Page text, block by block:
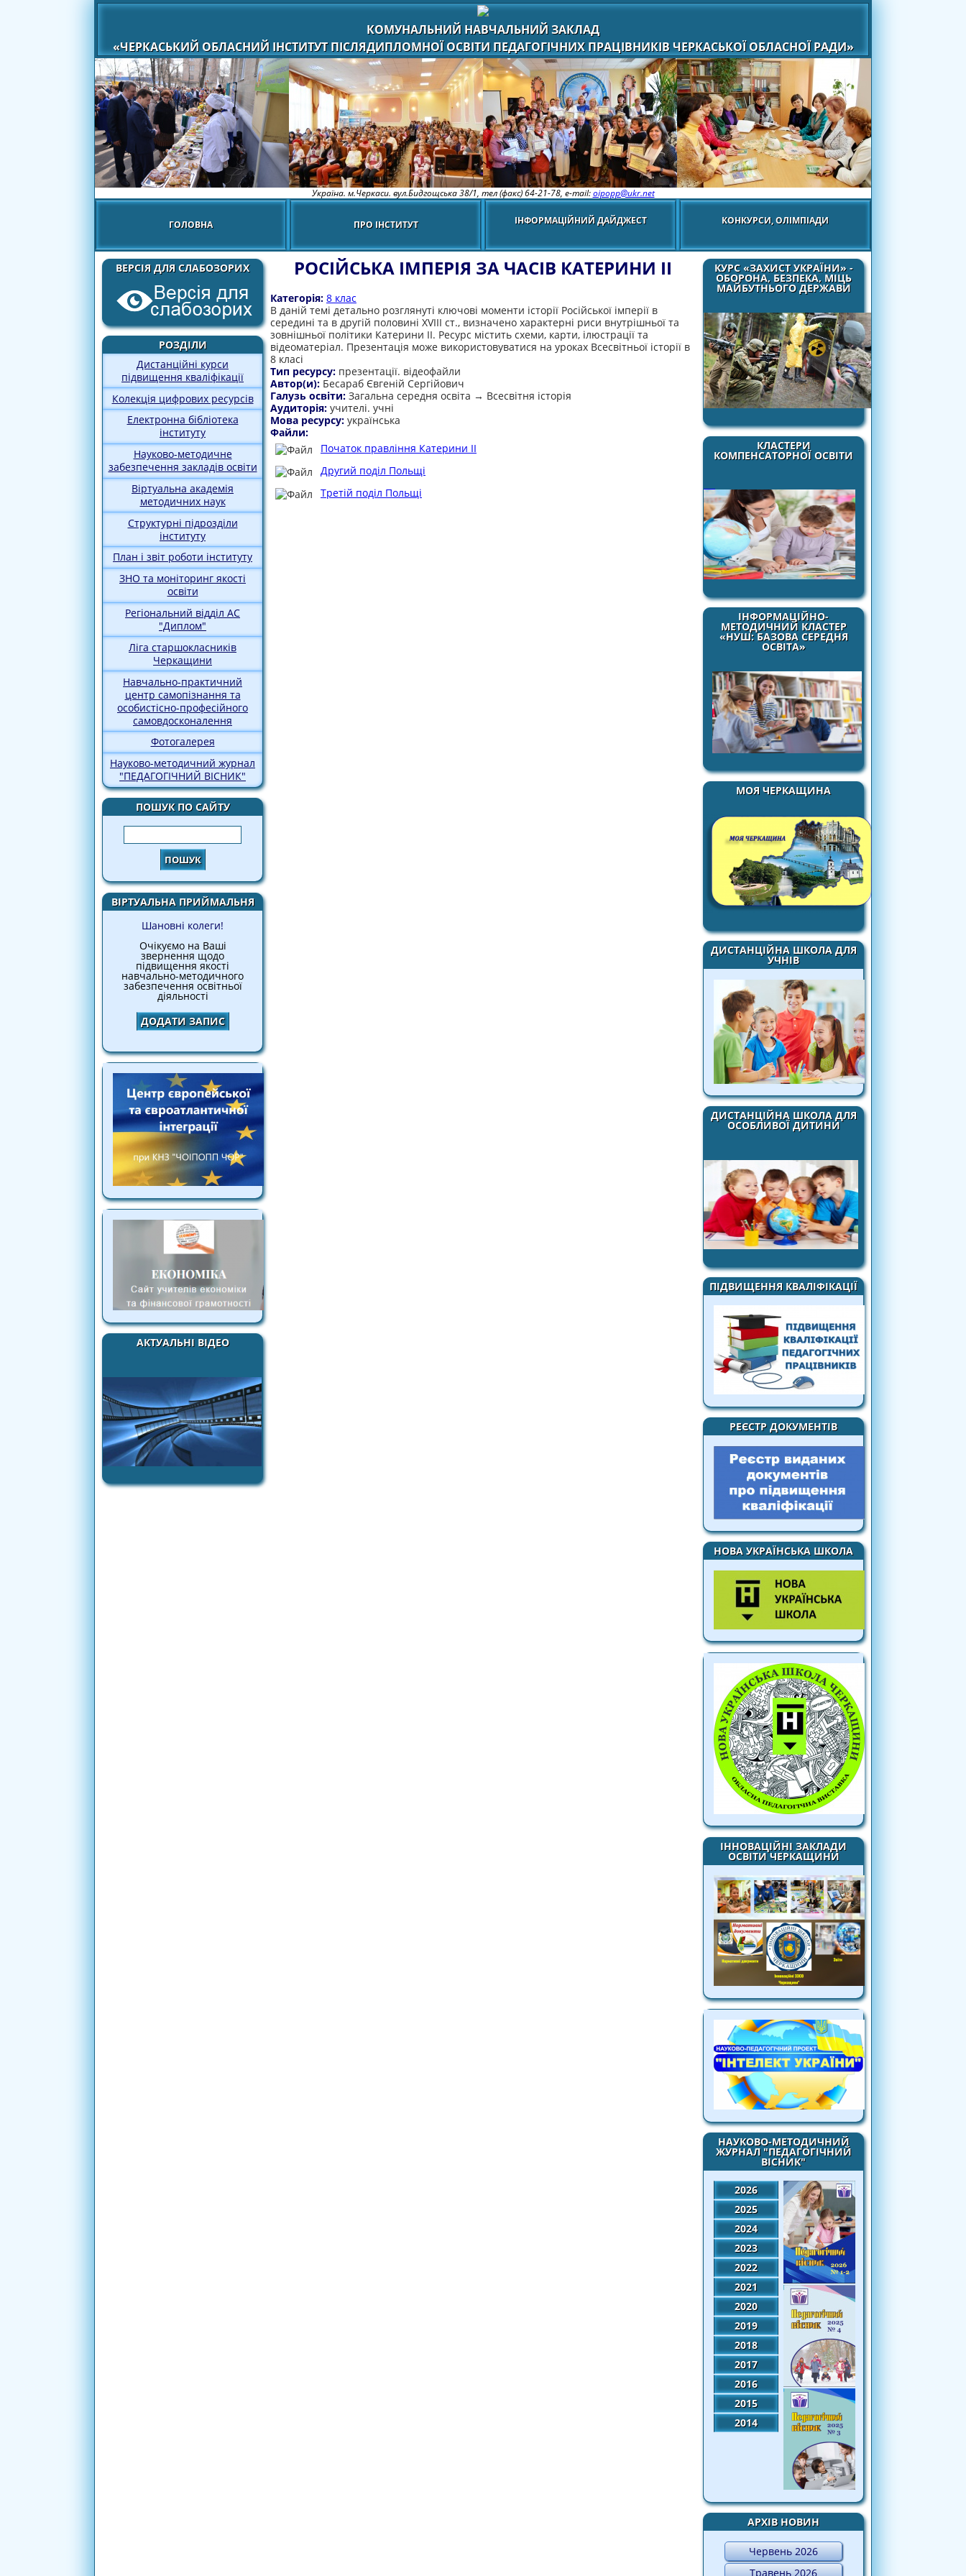
КОМУНАЛЬНИЙ НАВЧАЛЬНИЙ ЗАКЛАД
«ЧЕРКАСЬКИЙ ОБЛАСНИЙ ІНСТИТУТ ПІСЛЯДИПЛОМНОЇ ОСВІТИ ПЕДАГОГІЧНИХ ПРАЦІВНИКІВ ЧЕРКАСЬКОЇ ОБЛАСНОЇ РАДИ»
Україна. м.Черкаси. вул.Бидгощська 38/1, тел (факс) 64-21-78, e-mail:oipopp@ukr.net
ГОЛОВНА ПРО ІНСТИТУТ ІНФОРМАЦІЙНИЙ ДАЙДЖЕСТ КОНКУРСИ, ОЛІМПІАДИ
ВЕРСІЯ ДЛЯ СЛАБОЗОРИХ
РОЗДІЛИ
Дистанційні курси
підвищення кваліфікації
Колекція цифрових ресурсів
Електронна бібліотека
інституту
Науково-методичне
забезпечення закладів освіти
Віртуальна академія
методичних наук
Структурні підрозділи
інституту
План і звіт роботи інституту
ЗНО та моніторинг якості
освіти
Регіональний відділ АС
"Диплом"
Ліга старшокласників
Черкащини
Навчально-практичний
центр самопізнання та
особистісно-професійного
самовдосконалення
Фотогалерея
Науково-методичний журнал
"ПЕДАГОГІЧНИЙ ВІСНИК"
ПОШУК ПО САЙТУ
Пошук
ВІРТУАЛЬНА ПРИЙМАЛЬНЯ
Шановні колеги!
Очікуємо на Ваші
звернення щодо
підвищення якості
навчально-методичного
забезпечення освітньої
діяльності
ДОДАТИ ЗАПИС
АКТУАЛЬНІ ВІДЕО
КУРС «ЗАХИСТ УКРАЇНИ» -
ОБОРОНА, БЕЗПЕКА, МІЦЬ
МАЙБУТНЬОГО ДЕРЖАВИ
КЛАСТЕРИ
КОМПЕНСАТОРНОЇ ОСВІТИ
ІНФОРМАЦІЙНО-
МЕТОДИЧНИЙ КЛАСТЕР
«НУШ: БАЗОВА СЕРЕДНЯ
ОСВІТА»
МОЯ ЧЕРКАЩИНА
ДИСТАНЦІЙНА ШКОЛА ДЛЯ
УЧНІВ
ДИСТАНЦІЙНА ШКОЛА ДЛЯ
ОСОБЛИВОЇ ДИТИНИ
ПІДВИЩЕННЯ КВАЛІФІКАЦІЇ
РЕЄСТР ДОКУМЕНТІВ
НОВА УКРАЇНСЬКА ШКОЛА
ІННОВАЦІЙНІ ЗАКЛАДИ
ОСВІТИ ЧЕРКАЩИНИ
НАУКОВО-МЕТОДИЧНИЙ
ЖУРНАЛ "ПЕДАГОГІЧНИЙ
ВІСНИК"
2026
2025
2024
2023
2022
2021
2020
2019
2018
2017
2016
2015
2014
АРХІВ НОВИН
Червень 2026
Травень 2026
РОСІЙСЬКА ІМПЕРІЯ ЗА ЧАСІВ КАТЕРИНИ ІІ
Категорія: 8 клас
В даній темі детально розглянуті ключові моменти історії Російської імперії в
середині та в другій половині ХVІІІ ст., визначено характерні риси внутрішньої та
зовнішньої політики Катерини ІІ. Ресурс містить схеми, карти, ілюстрації та
відеоматеріал. Презентація може використовуватися на уроках Всесвітньої історії в
8 класі
Тип ресурсу: презентації. відеофайли
Автор(и): Бесараб Євгеній Сергійович
Галузь освіти: Загальна середня освіта → Всесвітня історія
Аудиторія: учителі. учні
Мова ресурсу: українська
Файли:
Початок правління Катерини ІІ
Другий поділ Польщі
Третій поділ Польщі